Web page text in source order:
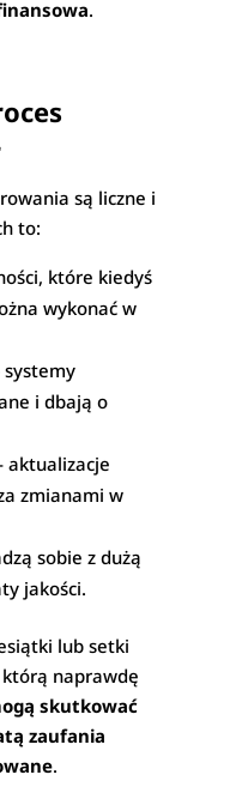
.
są liczne i
to:
które kiedyś
wykonać w
i dbają o
zmianami w
sobie z dużą
jakości.
lub setki
naprawdę
skutkować
zaufania
.